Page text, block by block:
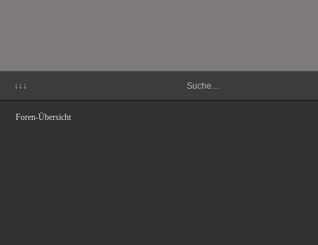
↓↓↓
Foren-Übersicht